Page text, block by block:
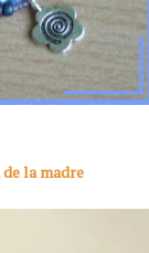
la madre